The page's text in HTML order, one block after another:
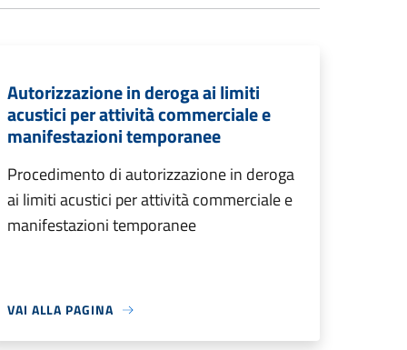
Autorizzazione in deroga ai limiti
acustici per attività commerciale e
manifestazioni temporanee
Procedimento di autorizzazione in deroga
ai limiti acustici per attività commerciale e
manifestazioni temporanee
VAI ALLA PAGINA